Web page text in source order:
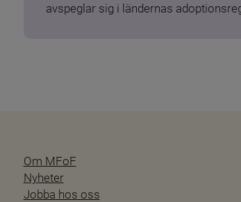
avspeglar sig i ländernas
Om MFoF
Nyheter
Jobba hos oss